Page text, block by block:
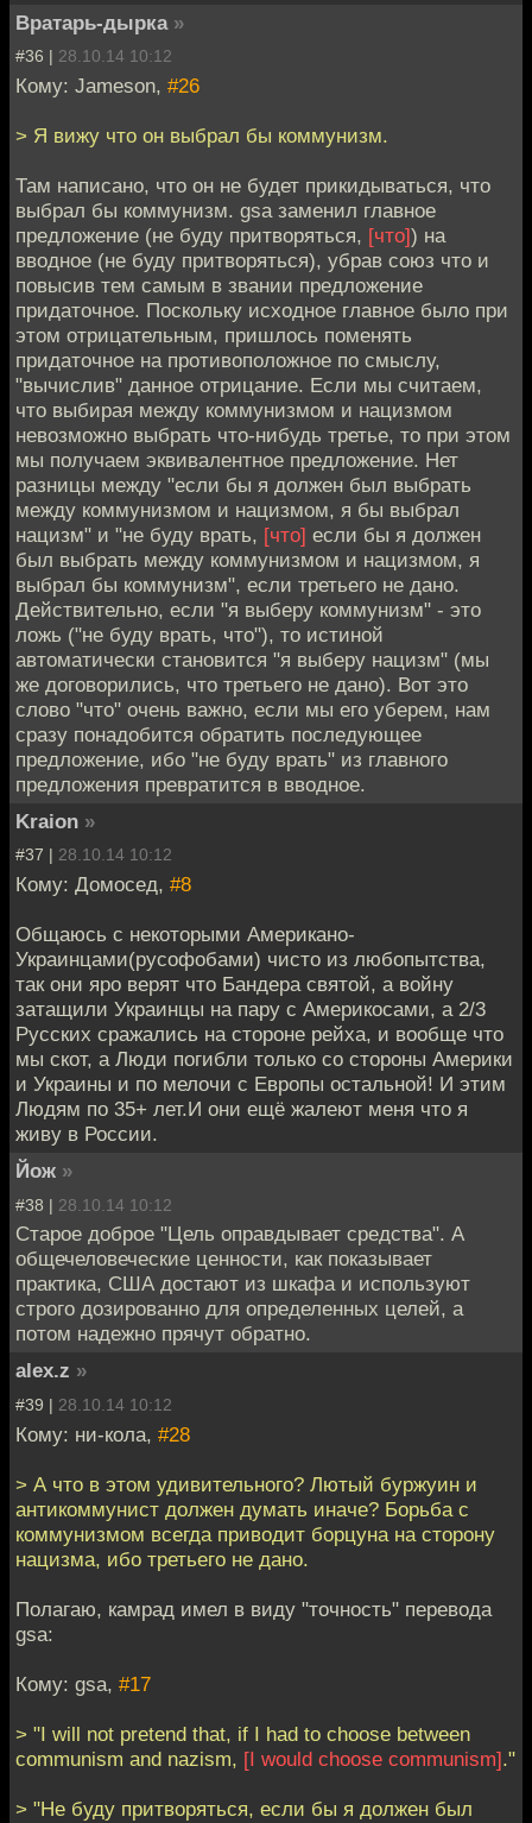
Вратарь-дырка »
#36 | 28.10.14 10:12
Кому: Jameson, #26
> Я вижу что он выбрал бы коммунизм.
Там написано, что он не будет прикидываться, что
выбрал бы коммунизм. gsa заменил главное
предложение (не буду притворяться, [что]) на
вводное (не буду притворяться), убрав союз что и
повысив тем самым в звании предложение
придаточное. Поскольку исходное главное было при
этом отрицательным, пришлось поменять
придаточное на противоположное по смыслу,
"вычислив" данное отрицание. Если мы считаем,
что выбирая между коммунизмом и нацизмом
невозможно выбрать что-нибудь третье, то при этом
мы получаем эквивалентное предложение. Нет
разницы между "если бы я должен был выбрать
между коммунизмом и нацизмом, я бы выбрал
нацизм" и "не буду врать, [что] если бы я должен
был выбрать между коммунизмом и нацизмом, я
выбрал бы коммунизм", если третьего не дано.
Действительно, если "я выберу коммунизм" - это
ложь ("не буду врать, что"), то истиной
автоматически становится "я выберу нацизм" (мы
же договорились, что третьего не дано). Вот это
слово "что" очень важно, если мы его уберем, нам
сразу понадобится обратить последующее
предложение, ибо "не буду врать" из главного
предложения превратится в вводное.
Kraion »
#37 | 28.10.14 10:12
Кому: Домосед, #8
Общаюсь с некоторыми Американо-
Украинцами(русофобами) чисто из любопытства,
так они яро верят что Бандера святой, а войну
затащили Украинцы на пару с Америкосами, а 2/3
Русских сражались на стороне рейха, и вообще что
мы скот, а Люди погибли только со стороны Америки
и Украины и по мелочи с Европы остальной! И этим
Людям по 35+ лет.И они ещё жалеют меня что я
живу в России.
Йож »
#38 | 28.10.14 10:12
Старое доброе "Цель оправдывает средства". А
общечеловеческие ценности, как показывает
практика, США достают из шкафа и используют
строго дозированно для определенных целей, а
потом надежно прячут обратно.
alex.z »
#39 | 28.10.14 10:12
Кому: ни-кола, #28
> А что в этом удивительного? Лютый буржуин и
антикоммунист должен думать иначе? Борьба с
коммунизмом всегда приводит борцуна на сторону
нацизма, ибо третьего не дано.
Полагаю, камрад имел в виду "точность" перевода
gsa:
Кому: gsa, #17
> "I will not pretend that, if I had to choose between
communism and nazism, [I would choose communism]."
> "Не буду притворяться, если бы я должен был